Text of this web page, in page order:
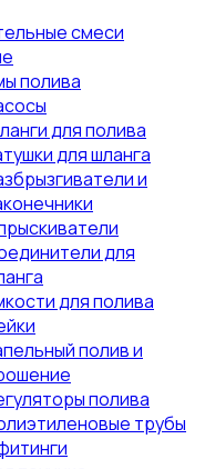
смеси
полива
для полива
для шланга
и
для
для полива
полив и
полива
трубы